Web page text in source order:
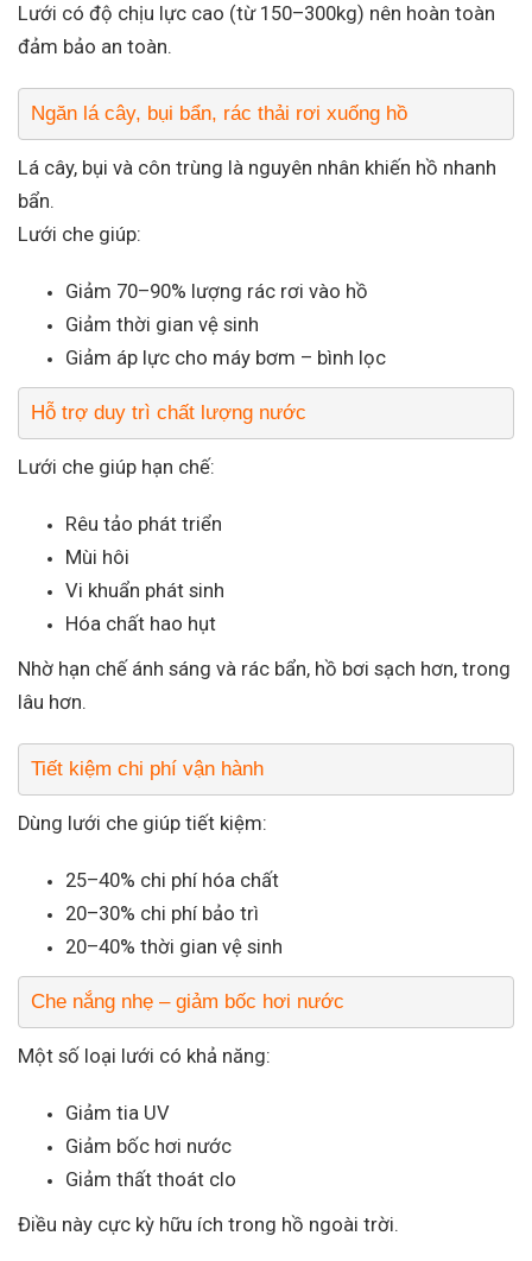
Lưới có độ chịu lực cao (từ 150–300kg) nên hoàn toàn
đảm bảo an toàn.
Ngăn lá cây, bụi bẩn, rác thải rơi xuống hồ
Lá cây, bụi và côn trùng là nguyên nhân khiến hồ nhanh
bẩn.
Lưới che giúp:
Giảm 70–90% lượng rác rơi vào hồ
Giảm thời gian vệ sinh
Giảm áp lực cho máy bơm – bình lọc
Hỗ trợ duy trì chất lượng nước
Lưới che giúp hạn chế:
Rêu tảo phát triển
Mùi hôi
Vi khuẩn phát sinh
Hóa chất hao hụt
Nhờ hạn chế ánh sáng và rác bẩn, hồ bơi sạch hơn, trong
lâu hơn.
Tiết kiệm chi phí vận hành
Dùng lưới che giúp tiết kiệm:
25–40% chi phí hóa chất
20–30% chi phí bảo trì
20–40% thời gian vệ sinh
Che nắng nhẹ – giảm bốc hơi nước
Một số loại lưới có khả năng:
Giảm tia UV
Giảm bốc hơi nước
Giảm thất thoát clo
Điều này cực kỳ hữu ích trong hồ ngoài trời.